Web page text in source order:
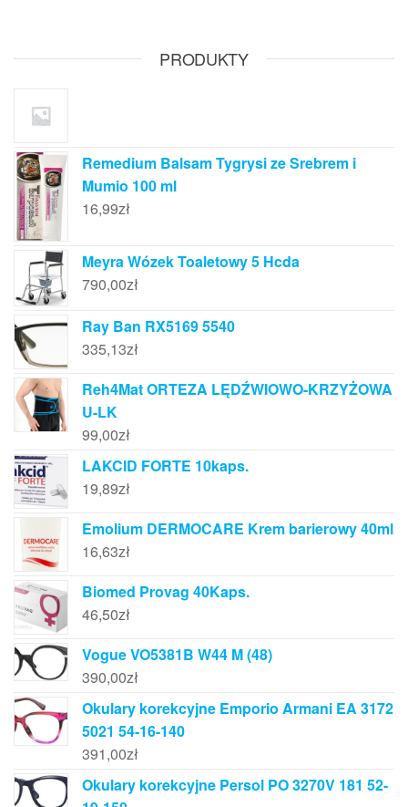
PRODUKTY
Remedium Balsam Tygrysi ze Srebrem i
Mumio 100 ml
16,99zł
Meyra Wózek Toaletowy 5 Hcda
790,00zł
Ray Ban RX5169 5540
335,13zł
Reh4Mat ORTEZA LĘDŹWIOWO-KRZYŻOWA
U-LK
99,00zł
LAKCID FORTE 10kaps.
19,89zł
Emolium DERMOCARE Krem barierowy 40ml
16,63zł
Biomed Provag 40Kaps.
46,50zł
Vogue VO5381B W44 M (48)
390,00zł
Okulary korekcyjne Emporio Armani EA 3172
5021 54-16-140
391,00zł
Okulary korekcyjne Persol PO 3270V 181 52-